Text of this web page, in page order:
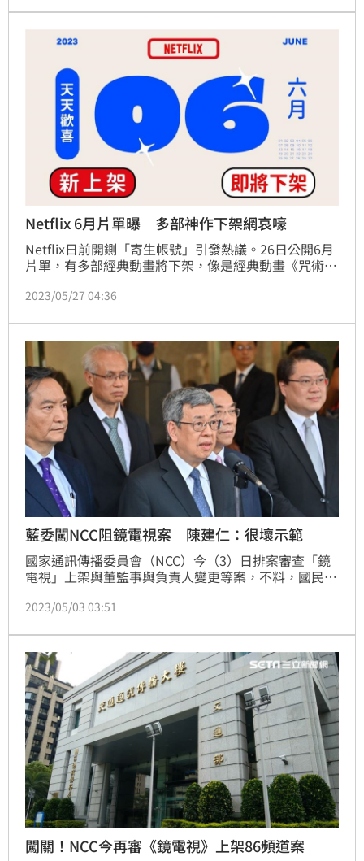
Netflix 6月片單曝 多部神作下架網哀嚎
Netflix日前開鍘「寄生帳號」引發熱議。26日公開6月
片單，有多部經典動畫將下架，像是經典動畫《咒術迴
南韓女星雪莉的遺作雪莉，四鐸》確定在6月17日上
2023/05/27 04:36
藍委闖NCC阻鏡電視案 陳建仁：很壞示範
國家通訊傳播委員會（NCC）今（3）日排案審查「鏡
電視」上架與董監事與負責人變更等案，不料，國民黨
案，對此，行政院長陳建仁表示，NCC是個獨立的機
做介入的任何干預，「我想這是個很壞的示範」。
2023/05/03 03:51
闖關！NCC今再審《鏡電視》上架86頻道案